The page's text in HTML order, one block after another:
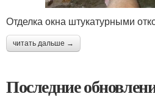
Отделка окна штукатурными
читать дальше →
Последние